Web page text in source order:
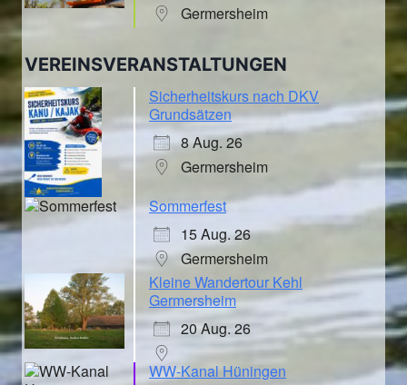
Germersheim
VEREINSVERANSTALTUNGEN
Sicherheitskurs nach DKV
Grundsätzen
8 Aug. 26
Germersheim
Sommerfest
15 Aug. 26
Germersheim
Kleine Wandertour Kehl
Germersheim
20 Aug. 26
WW-Kanal Hüningen